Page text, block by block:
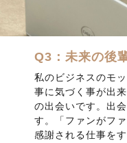
Q3：未来の後
私のビジネスのモ
事に気づく事が出
の出会いです。出
す。「ファンがフ
感謝される仕事を